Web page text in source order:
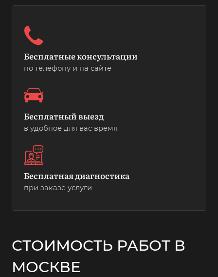
Бесплатные консультации
по телефону и на сайте
Бесплатный выезд
в удобное для вас время
Бесплатная диагностика
при заказе услуги
СТОИМОСТЬ РАБОТ В
МОСКВЕ